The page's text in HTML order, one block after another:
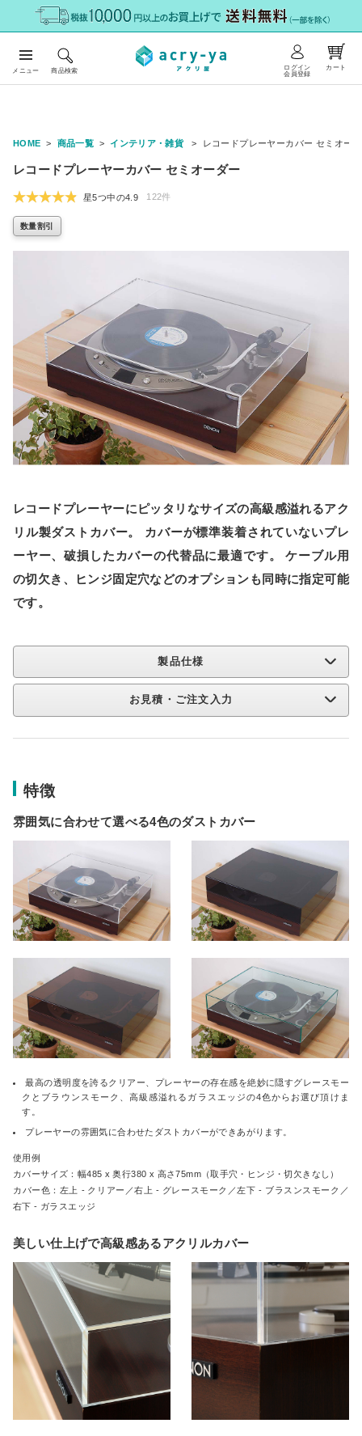
メニュー 商品検索
ログイン
会員登録
カート
HOME 商品一覧 インテリア・雑貨 レコードプレーヤーカバー セミオー
レコードプレーヤーカバー セミオーダー
星5つ中の4.9 122件
数量割引
レコードプレーヤーにピッタリなサイズの高級感溢れるアク
リル製ダストカバー。 カバーが標準装着されていないプレ
ーヤー、破損したカバーの代替品に最適です。 ケーブル用
の切欠き、ヒンジ固定穴などのオプションも同時に指定可能
です。
製品仕様
お見積・ご注文入力
特徴
雰囲気に合わせて選べる4色のダストカバー
最高の透明度を誇るクリアー、プレーヤーの存在感を絶妙に隠すグレースモー
クとブラウンスモーク、高級感溢れるガラスエッジの4色からお選び頂けま
す。
プレーヤーの雰囲気に合わせたダストカバーができあがります。
使用例
カバーサイズ：幅485 x 奥行380 x 高さ75mm（取手穴・ヒンジ・切欠きなし）
カバー色：左上 - クリアー／右上 - グレースモーク／左下 - ブラスンスモーク／
右下 - ガラスエッジ
美しい仕上げで高級感あるアクリルカバー